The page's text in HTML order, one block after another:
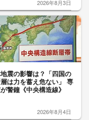
2026年8月3日
震の影響は？「四国の
は力を蓄え危ない」 専
警鐘《中央構造線》
2026年8月4日